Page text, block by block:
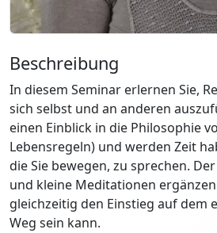
Beschreibung
In diesem Seminar erlernen Sie,
sich selbst und an anderen
einen Einblick in die Philosophie
Lebensregeln) und werden Zeit
die Sie bewegen, zu sprechen.
und kleine Meditationen ergänzen
gleichzeitig den Einstieg auf dem
Weg sein kann.